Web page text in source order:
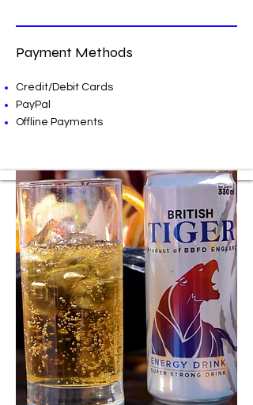
Payment Methods
​Credit/Debit Cards
PayPal
Offline Payments